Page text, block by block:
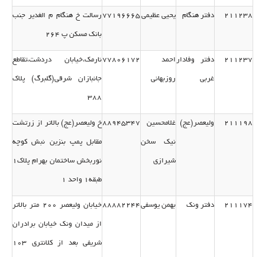
211238 دفتر هنگام یحیی عظیمی77196665رسالت خ هنگام م الغدیر جنب
بانك مسكن پ 264
211237 دفتر وفادار
غربی
احمد
روزبهانی
77806172نارمك،خیابان دردشت،تقاطع
جانبازان شرقی(گلبرگ) پلاك
388
211198 ولیعصر(عج) غلامحسین
نیك سخن
شیرازی
88945347خ ولیعصر(عج) بالاتر از زرتشت
مقابل پمپ بنزین نبش كوچه
نوربخش ساختمان بهرام پلاك1
طبقه1 واحد 1
211174 دفتر ونك بهمن یوسفی88882244 خیابان ولیعصر 200 متر بالاتر
از میدان ونك خیابان برادران
شریفی بعد از كلانتری 103